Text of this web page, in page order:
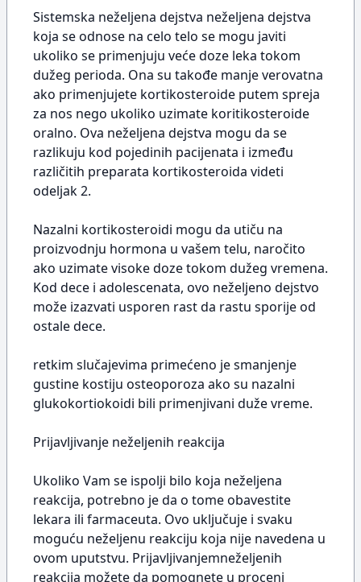
Sistemska neželjena dejstva neželjena dejstva
koja se odnose na celo telo se mogu javiti
ukoliko se primenjuju veće doze leka tokom
dužeg perioda. Ona su takođe manje verovatna
ako primenjujete kortikosteroide putem spreja
za nos nego ukoliko uzimate koritikosteroide
oralno. Ova neželjena dejstva mogu da se
razlikuju kod pojedinih pacijenata i između
različitih preparata kortikosteroida videti
odeljak 2.
Nazalni kortikosteroidi mogu da utiču na
proizvodnju hormona u vašem telu, naročito
ako uzimate visoke doze tokom dužeg vremena.
Kod dece i adolescenata, ovo neželjeno dejstvo
može izazvati usporen rast da rastu sporije od
ostale dece.
retkim slučajevima primećeno je smanjenje
gustine kostiju osteoporoza ako su nazalni
glukokortiokoidi bili primenjivani duže vreme.
Prijavljivanje neželjenih reakcija
Ukoliko Vam se ispolji bilo koja neželjena
reakcija, potrebno je da o tome obavestite
lekara ili farmaceuta. Ovo uključuje i svaku
moguću neželjenu reakciju koja nije navedena u
ovom uputstvu. Prijavljivanjemneželjenih
reakcija možete da pomognete u proceni